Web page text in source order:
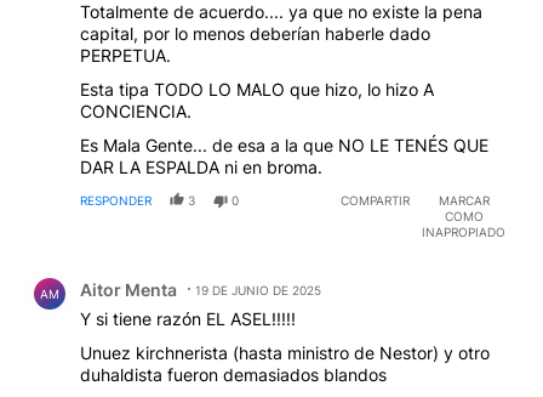
Totalmente de acuerdo.... ya que no existe la pena
capital, por lo menos deberían haberle dado
PERPETUA.
Esta tipa TODO LO MALO que hizo, lo hizo A
CONCIENCIA.
Es Mala Gente... de esa a la que NO LE TENÉS QUE
DAR LA ESPALDA ni en broma.
RESPONDER 3 0 COMPARTIR
MARCAR
COMO
INAPROPIADO
AM Aitor Menta 19 DE JUNIO DE 2025
Y si tiene razón EL ASEL!!!!!
Unuez kirchnerista (hasta ministro de Nestor) y otro
duhaldista fueron demasiados blandos